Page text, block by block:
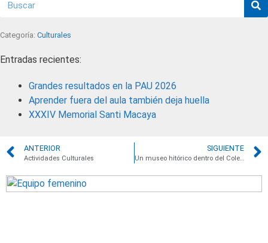
Categoría: Culturales
Entradas recientes:
Grandes resultados en la PAU 2026
Aprender fuera del aula también deja huella
XXXIV Memorial Santi Macaya
ANTERIOR
Actividades Culturales
SIGUIENTE
Un museo hitórico dentro del Colegio